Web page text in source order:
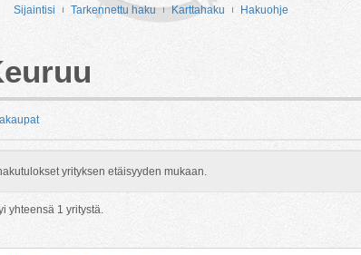
Sijaintisi Tarkennettu haku Karttahaku Hakuohje
yrityksen etäisyyden mukaan.
yhteensä 1 yritystä.